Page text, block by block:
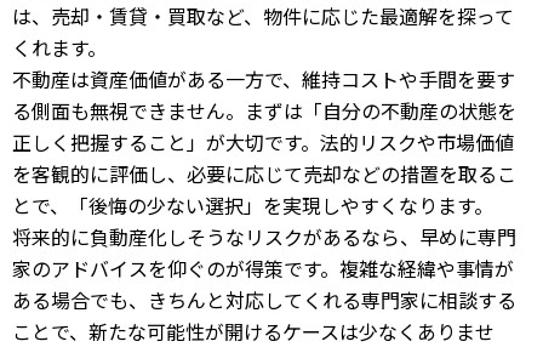
は、売却・賃貸・買取など、物件に応じた最適解を探って
くれます。
不動産は資産価値がある一方で、維持コストや手間を要す
る側面も無視できません。まずは「自分の不動産の状態を
正しく把握すること」が大切です。法的リスクや市場価値
を客観的に評価し、必要に応じて売却などの措置を取るこ
とで、「後悔の少ない選択」を実現しやすくなります。
将来的に負動産化しそうなリスクがあるなら、早めに専門
家のアドバイスを仰ぐのが得策です。複雑な経緯や事情が
ある場合でも、きちんと対応してくれる専門家に相談する
ことで、新たな可能性が開けるケースは少なくありませ